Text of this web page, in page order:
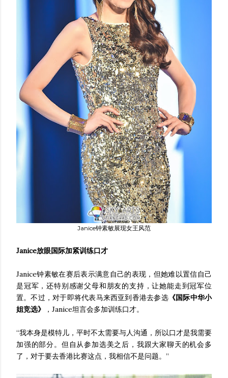
Janice钟素敏展现女王风范
Janice放眼国际加紧训练口才
Janice钟素敏在赛后表示满意自己的表现，但她难以置信自己
是冠军，还特别感谢父母和朋友的支持，让她能走到冠军位
置。不过，对于即将代表马来西亚到香港去参选《国际中华小
姐竞选》
，Janice坦言会多加训练口才。
“我本身是模特儿，平时不太需要与人沟通，所以口才是我需要
加强的部分。但自从参加选美之后，我跟大家聊天的机会多
了，对于要去香港比赛这点，我相信不是问题。”